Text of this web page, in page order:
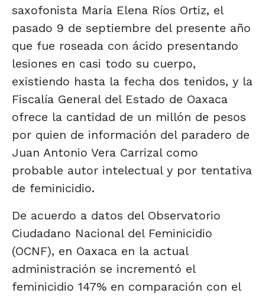
saxofonista María Elena Ríos Ortiz, el
pasado 9 de septiembre del presente año
que fue roseada con ácido presentando
lesiones en casi todo su cuerpo,
existiendo hasta la fecha dos tenidos, y la
Fiscalía General del Estado de Oaxaca
ofrece la cantidad de un millón de pesos
por quien de información del paradero de
Juan Antonio Vera Carrizal como
probable autor intelectual y por tentativa
de feminicidio.
De acuerdo a datos del Observatorio
Ciudadano Nacional del Feminicidio
(OCNF), en Oaxaca en la actual
administración se incrementó el
feminicidio 147% en comparación con el